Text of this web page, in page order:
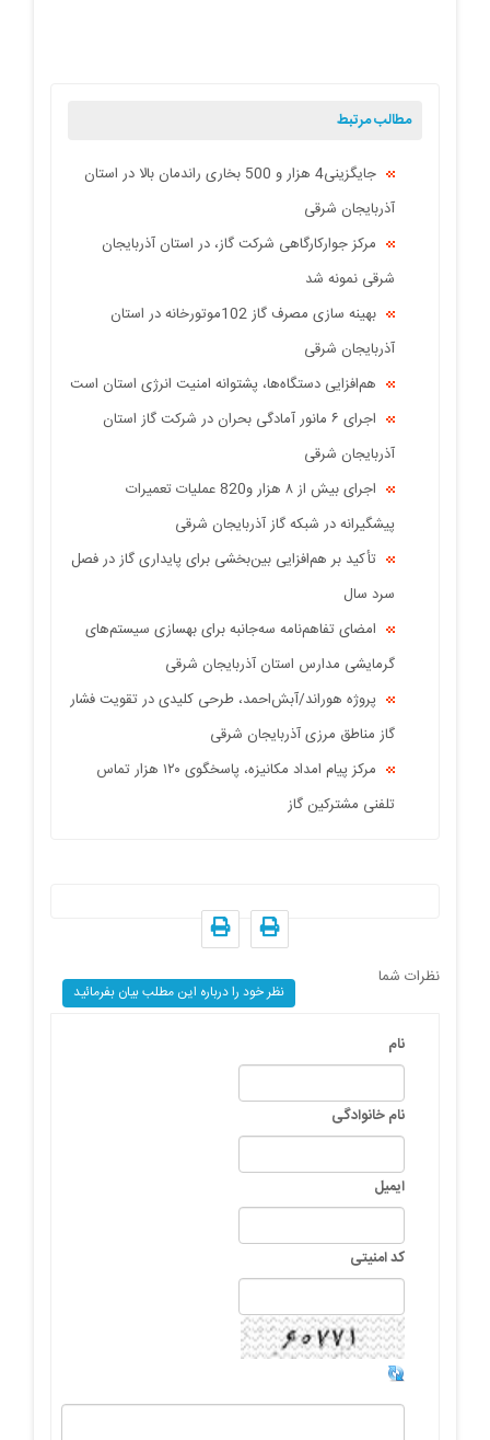
مطالب مرتبط
جایگزینی4 هزار و 500 بخاری راندمان بالا در استان
آذربایجان شرقی
مرکز جوارکارگاهی شرکت گاز، در استان آذربایجان
شرقی نمونه شد
بهینه سازی مصرف گاز 102موتورخانه در استان
آذربایجان شرقی
هم‌افزایی دستگاه‌ها، پشتوانه امنیت انرژی استان است
اجرای ۶ مانور آمادگی بحران در شرکت گاز استان
آذربایجان شرقی
اجرای بیش از ۸ هزار و820 عملیات تعمیرات
پیشگیرانه در شبکه گاز آذربایجان شرقی
تأکید بر هم‌افزایی بین‌بخشی برای پایداری گاز در فصل
سرد سال
امضای تفاهم‌نامه سه‌جانبه برای بهسازی سیستم‌های
گرمایشی مدارس استان آذربایجان شرقی
پروژه هوراند/آبش‌احمد، طرحی کلیدی در تقویت فشار
گاز مناطق مرزی آذربایجان شرقی
مرکز پیام امداد مکانیزه، پاسخگوی ۱۲۰ هزار تماس
تلفنی مشترکین گاز
نظرات شما
نام
نام خانوادگی
ایمیل
کد امنیتی
نظر خود را درباره این مطلب بیان بفرمائید